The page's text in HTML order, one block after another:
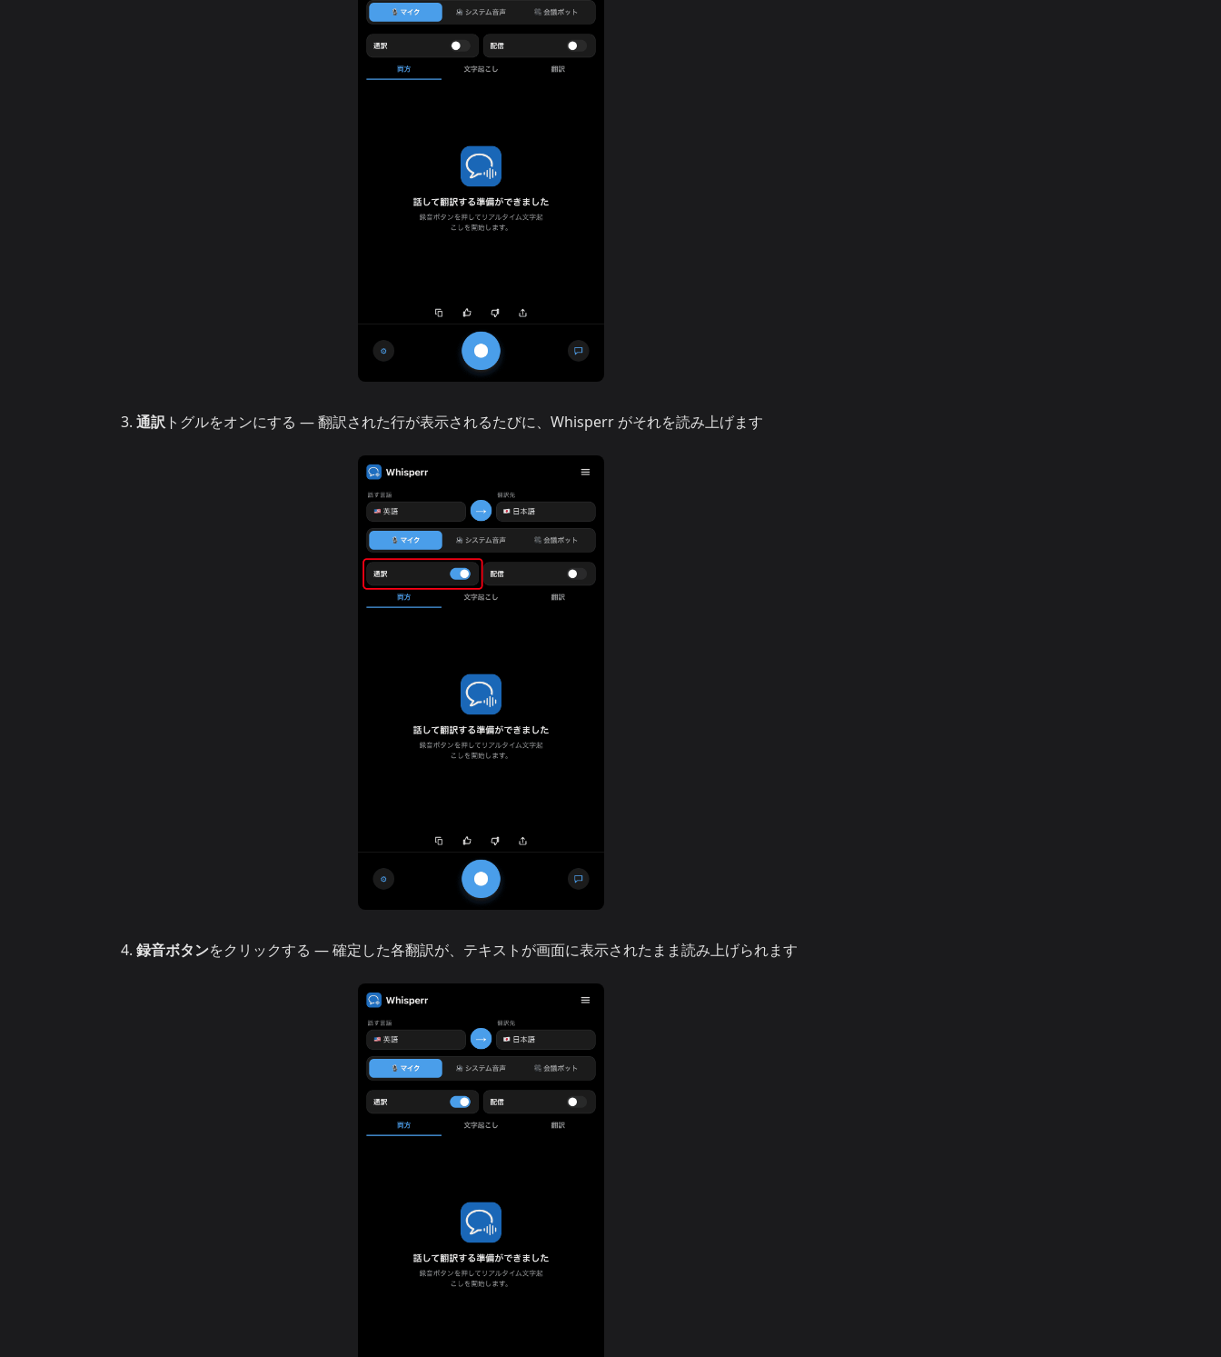
通訳 トグルをオンにする — 翻訳された行が表示されるたびに、Whisperr がそれを読み上げます
録音ボタンをクリックする — 確定した各翻訳が、テキストが画面に表示されたまま読み上げられます